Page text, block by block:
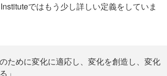
ではもう少し詳しい定義をしていま
ために変化に適応し、変化を創造し、変化
」